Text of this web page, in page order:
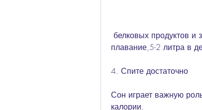
плавание,5-2 литра в
4. Спите достаточно
Сон играет важную
калории.